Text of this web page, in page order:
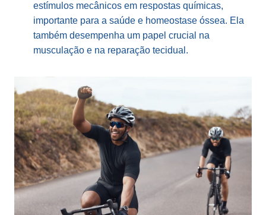
estímulos mecânicos em respostas químicas,
importante para a saúde e homeostase óssea. Ela
também desempenha um papel crucial na
musculação e na reparação tecidual.